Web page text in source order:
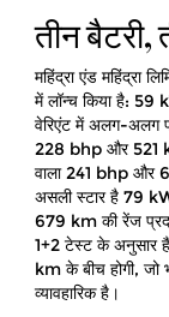
तीन
महिंद्रा एंड महिंद्रा
में लॉन्च किया है:
वेरिएंट में अलग-अलग
228 bhp और 521
वाला 241 bhp और
असली स्टार है 79
679 km की रेंज
1+2 टेस्ट के अनुसार
km के बीच होगी, जो
व्यावहारिक है।